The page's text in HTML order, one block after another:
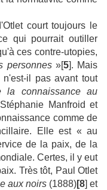
court toujours le
qui pourrait outiller
ces contre-utopies,
personnes »[5]. Mais
n'est-il pas avant tout
la connaissance au
Manfroid et
comme de
Elle est « au
de la paix, de la
Certes, il y eut
Très tôt, Paul Otlet
aux noirs (1888)[8] et